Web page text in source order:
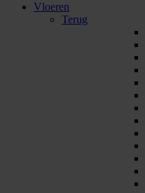
Vloeren
Terug